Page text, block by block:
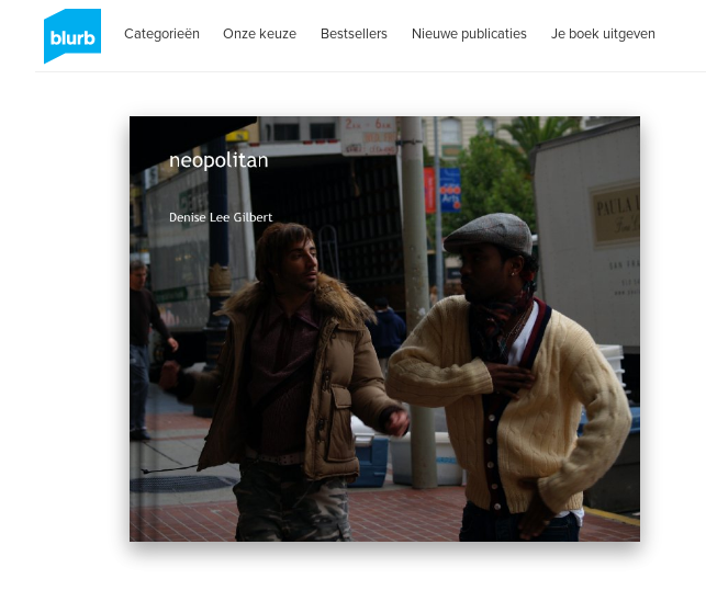
Categorieën Onze keuze Bestsellers Nieuwe publicaties Je boek uitgeven